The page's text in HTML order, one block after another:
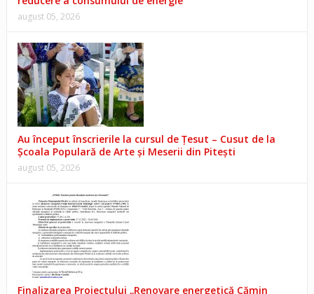
august 05, 2026
Au început înscrierile la cursul de Țesut – Cusut de la
Școala Populară de Arte și Meserii din Pitești
august 05, 2026
Finalizarea Proiectului „Renovare energetică Cămin